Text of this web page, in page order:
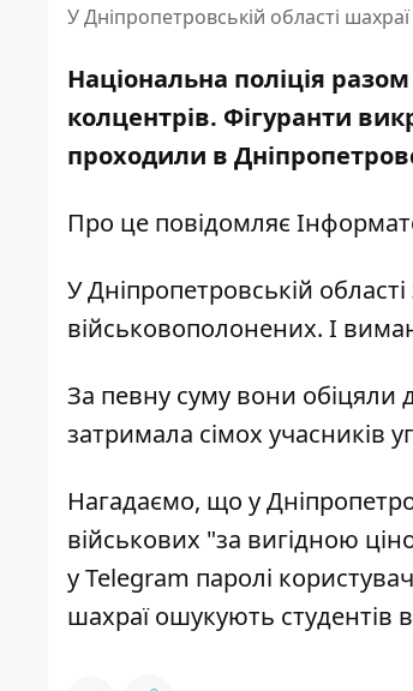
У Дніпропетровській області
Національна поліція
колцентрів. Фігуранти
проходили в
Про це повідомляє
У Дніпропетровській
військовополонених. І
За певну суму вони обіцяли
затримала сімох учасників
Нагадаємо, що у
військових "за вигідною
у Telegram паролі
шахраї ошукують студентів